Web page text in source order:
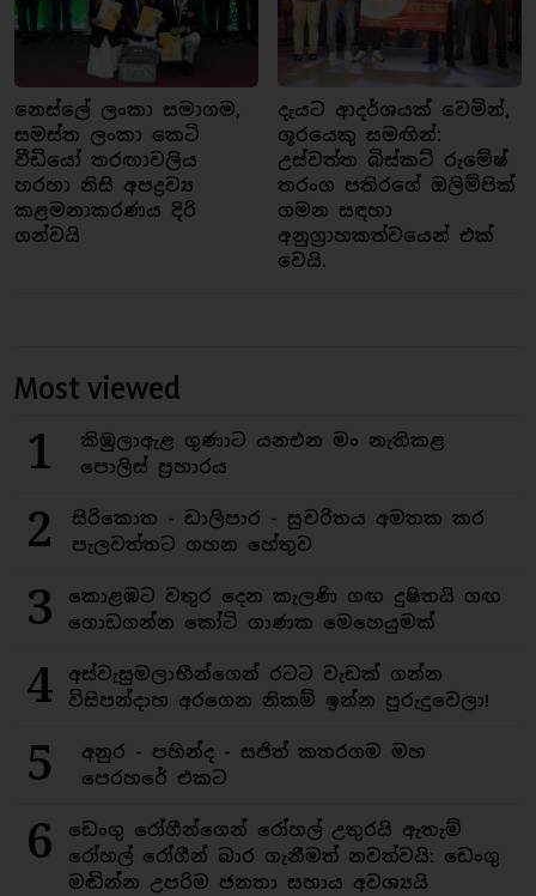
නෙස්ලේ ලංකා සමාගම,
සමස්ත ලංකා කෙටි
වීඩියෝ තරඟාවලිය
හරහා නිසි අපද්‍රව්‍ය
කළමනාකරණය දිරි
ගන්වයි
දැයට ආදර්ශයක් වෙමින්,
ශූරයෙකු සමඟින්:
උස්වත්ත බිස්කට් රුමේෂ්
තරංග පතිරගේ ඔලිම්පික්
ගමන සඳහා
අනුග්‍රාහකත්වයෙන් එක්
වෙයි.
Most viewed
1
කිඹුලාඇළ ගුණාට යනඑන මං නැතිකළ
පොලිස් ප්‍රහාරය
2
සිරිකොත - ඩාලිපාර - සුචරිතය අමතක කර
පැලවත්තට ගහන හේතුව
3
කොළඹට වතුර දෙන කැලණි ගඟ දුෂිතයි ගඟ
ගොඩගන්න කෝටි ගාණක මෙහෙයුමක්
4
අස්වැසුමලාභීන්ගෙන් රටට වැඩක් ගන්න
විසිපන්දාහ අරගෙන නිකම් ඉන්න පුරුදුවෙලා!
5
අනුර - පහින්ද - සජිත් කතරගම මහ
පෙරහරේ එකට
6
ඩෙංගු රෝගීන්ගෙන් රෝහල් උතුරයි ඇතැම්
රෝහල් රෝගීන් බාර ගැනීමත් නවත්වයි: ඩෙංගු
මඬින්න උපරිම ජනතා සහාය අවශ්‍යයි